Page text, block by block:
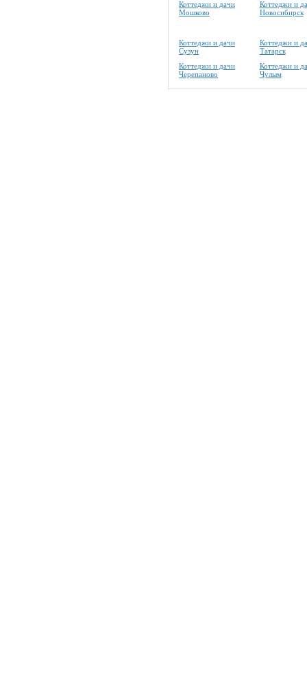
Коттеджи и дачи
Мошково
Коттеджи и
Новосибирск
Коттеджи и дачи
Сузун
Коттеджи и
Татарск
Коттеджи и дачи
Черепаново
Коттеджи и
Чулым